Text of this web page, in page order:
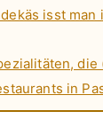
isst man
in